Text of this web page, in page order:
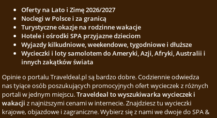
Oferty na Lato i Zimę 2026/2027
Noclegi w Polsce i za granicą
Turystyczne okazje na rodzinne wakacje
Hotele i ośrodki SPA przyjazne dzieciom
Wyjazdy kilkudniowe, weekendowe, tygodniowe i dłuższe
Wycieczki i loty samolotem do Ameryki, Azji, Afryki, Australii i
innych zakątków świata
Opinie o portalu Traveldeal.pl są bardzo dobre. Codziennie odwiedza
nas tyiące osób poszukujących promocyjnych ofert wycieczek z różnych
portali w jednym miejscu.Traveldeal to wyszukiwarka wycieczek i
wakacji z najniższymi cenami w internecie. Znajdziesz tu wycieczki
krajowe, objazdowe i zagraniczne. Wybierz się z nami we dwoje do SPA &